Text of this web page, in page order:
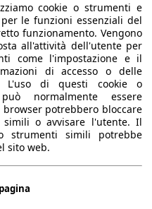
kg
- 1538 l
(komb.)
cookie o strumenti e
le funzioni essenziali del
funzionamento. Vengono
all'attività dell'utente per
come l'impostazione e il
di accesso o delle
L'uso di questi cookie o
normalmente essere
potrebbero bloccare
o avvisare l'utente. Il
strumenti simili potrebbe
sito web.